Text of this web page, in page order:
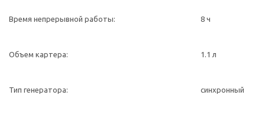
Время непрерывной работы: 8 ч
Объем картера: 1.1 л
Тип генератора: синхронный